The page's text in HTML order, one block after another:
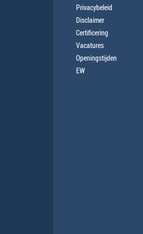
Privacybeleid
Disclaimer
Certificering
Vacatures
Openingstijden
EW